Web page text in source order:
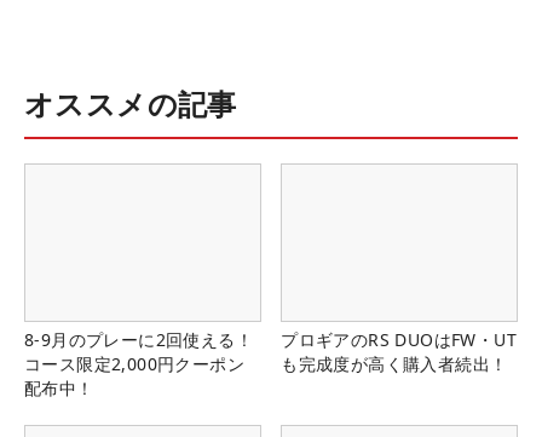
オススメの記事
8-9月のプレーに2回使える！
コース限定2,000円クーポン
配布中！
プロギアのRS DUOはFW・UT
も完成度が高く購入者続出！